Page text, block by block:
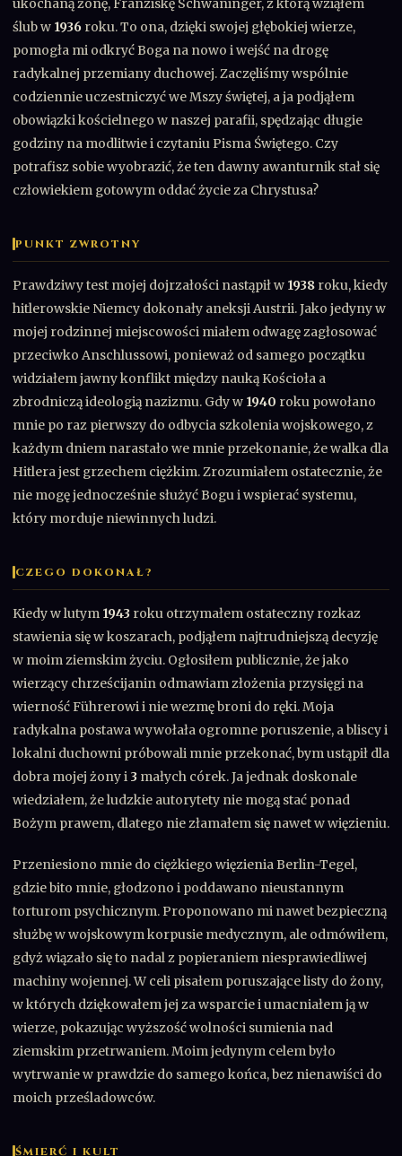
ukochaną żonę, Franziskę Schwaninger, z którą wziąłem
ślub w 1936 roku. To ona, dzięki swojej głębokiej wierze,
pomogła mi odkryć Boga na nowo i wejść na drogę
radykalnej przemiany duchowej. Zaczęliśmy wspólnie
codziennie uczestniczyć we Mszy świętej, a ja podjąłem
obowiązki kościelnego w naszej parafii, spędzając długie
godziny na modlitwie i czytaniu Pisma Świętego. Czy
potrafisz sobie wyobrazić, że ten dawny awanturnik stał się
człowiekiem gotowym oddać życie za Chrystusa?
PUNKT ZWROTNY
Prawdziwy test mojej dojrzałości nastąpił w 1938 roku, kiedy
hitlerowskie Niemcy dokonały aneksji Austrii. Jako jedyny w
mojej rodzinnej miejscowości miałem odwagę zagłosować
przeciwko Anschlussowi, ponieważ od samego początku
widziałem jawny konflikt między nauką Kościoła a
zbrodniczą ideologią nazizmu. Gdy w 1940 roku powołano
mnie po raz pierwszy do odbycia szkolenia wojskowego, z
każdym dniem narastało we mnie przekonanie, że walka dla
Hitlera jest grzechem ciężkim. Zrozumiałem ostatecznie, że
nie mogę jednocześnie służyć Bogu i wspierać systemu,
który morduje niewinnych ludzi.
CZEGO DOKONAŁ?
Kiedy w lutym 1943 roku otrzymałem ostateczny rozkaz
stawienia się w koszarach, podjąłem najtrudniejszą decyzję
w moim ziemskim życiu. Ogłosiłem publicznie, że jako
wierzący chrześcijanin odmawiam złożenia przysięgi na
wierność Führerowi i nie wezmę broni do ręki. Moja
radykalna postawa wywołała ogromne poruszenie, a bliscy i
lokalni duchowni próbowali mnie przekonać, bym ustąpił dla
dobra mojej żony i 3 małych córek. Ja jednak doskonale
wiedziałem, że ludzkie autorytety nie mogą stać ponad
Bożym prawem, dlatego nie złamałem się nawet w więzieniu.
Przeniesiono mnie do ciężkiego więzienia Berlin-Tegel,
gdzie bito mnie, głodzono i poddawano nieustannym
torturom psychicznym. Proponowano mi nawet bezpieczną
służbę w wojskowym korpusie medycznym, ale odmówiłem,
gdyż wiązało się to nadal z popieraniem niesprawiedliwej
machiny wojennej. W celi pisałem poruszające listy do żony,
w których dziękowałem jej za wsparcie i umacniałem ją w
wierze, pokazując wyższość wolności sumienia nad
ziemskim przetrwaniem. Moim jedynym celem było
wytrwanie w prawdzie do samego końca, bez nienawiści do
moich prześladowców.
ŚMIERĆ I KULT